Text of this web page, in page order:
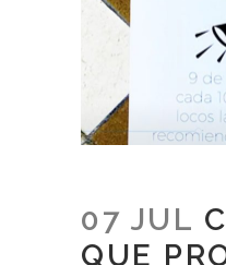
07 JUL
QUE